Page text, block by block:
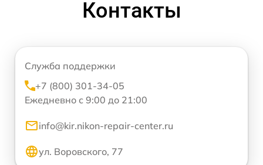
Контакты
Служба поддержки
+7 (800) 301-34-05
Ежедневно с 9:00 до 21:00
info@kir.nikon-repair-center.ru
ул. Воровского, 77